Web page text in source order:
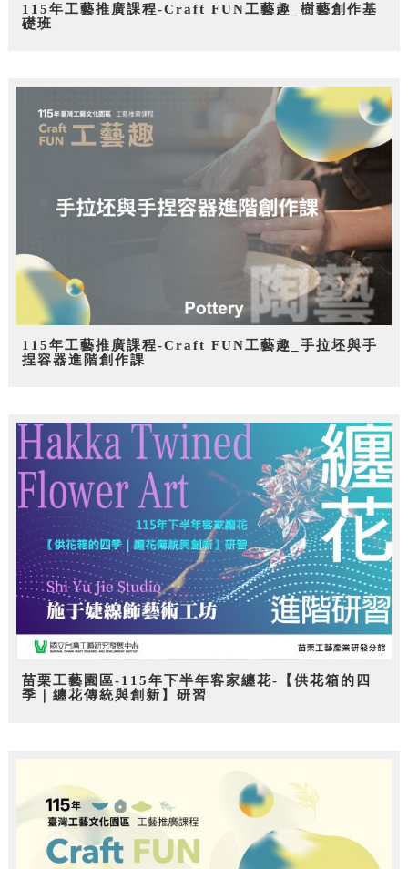
115年工藝推廣課程-Craft FUN工藝趣_樹藝創作基
礎班
115年工藝推廣課程-Craft FUN工藝趣_手拉坯與手
捏容器進階創作課
苗栗工藝園區-115年下半年客家纏花-【供花箱的四
季｜纏花傳統與創新】研習